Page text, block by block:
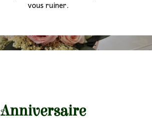
vous ruiner.
Anniversaire